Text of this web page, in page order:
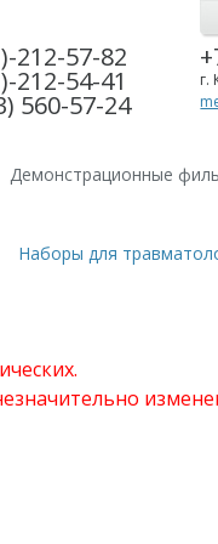
212-57-82
212-54-41
560-57-24
г.
Демонстрационные
Наборы для